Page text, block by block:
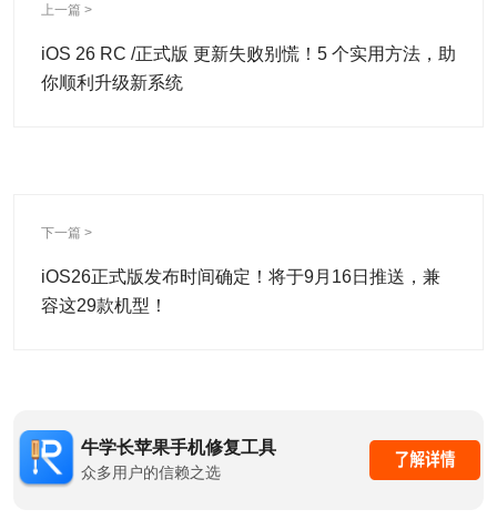
上一篇 >
iOS 26 RC /正式版 更新失败别慌！5 个实用方法，助
你顺利升级新系统
下一篇 >
iOS26正式版发布时间确定！将于9月16日推送，兼
容这29款机型！
牛学长苹果手机修复工具
众多用户的信赖之选